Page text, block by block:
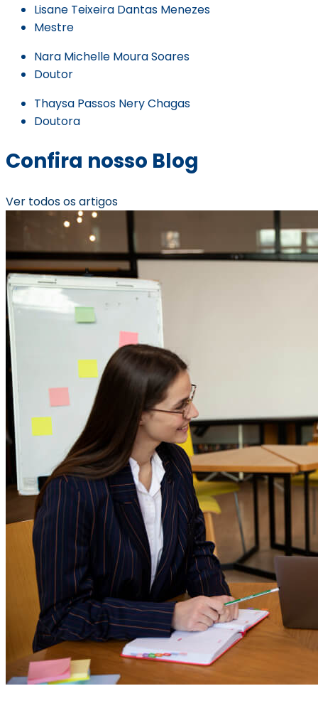
Lisane Teixeira Dantas Menezes
Mestre
Nara Michelle Moura Soares
Doutor
Thaysa Passos Nery Chagas
Doutora
Confira nosso Blog
Ver todos os artigos